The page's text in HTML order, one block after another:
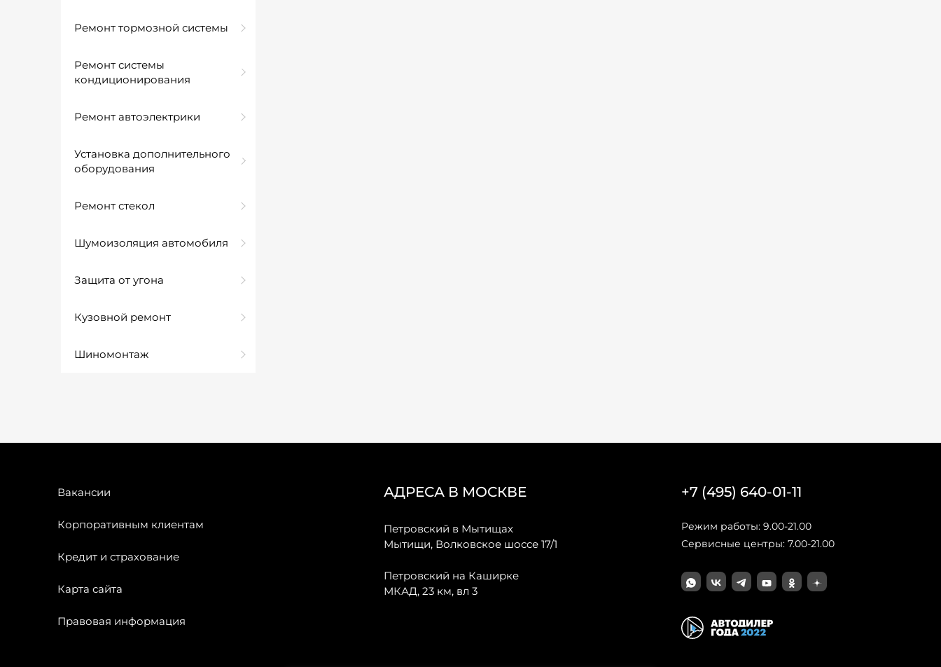
Ремонт тормозной системы
Ремонт системы
кондиционирования
Ремонт автоэлектрики
Установка дополнительного
оборудования
Ремонт стекол
Шумоизоляция автомобиля
Защита от угона
Кузовной ремонт
Шиномонтаж
Вакансии
Корпоративным клиентам
Кредит и страхование
Карта сайта
Правовая информация
АДРЕСА В МОСКВЕ
Петровский в Мытищах
Мытищи, Волковское шоссе 17/1
Петровский на Каширке
МКАД, 23 км, вл 3
+7 (495) 640-01-11
Режим работы: 9.00-21.00
Сервисные центры: 7.00-21.00